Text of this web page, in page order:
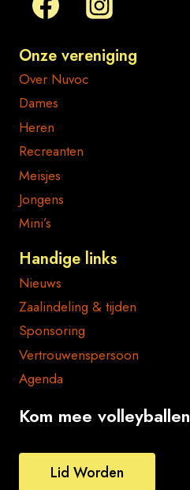
Onze vereniging
Over Nuvoc
Dames
Heren
Recreanten
Meisjes
Jongens
Mini’s
Handige links
Nieuws
Zaalindeling & tijden
Sponsoring
Vertrouwenspersoon
Agenda
Kom mee volleyballen
Lid Worden